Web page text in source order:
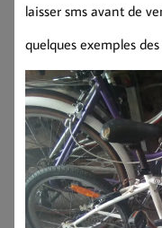
laisser sms avant de
quelques exemples